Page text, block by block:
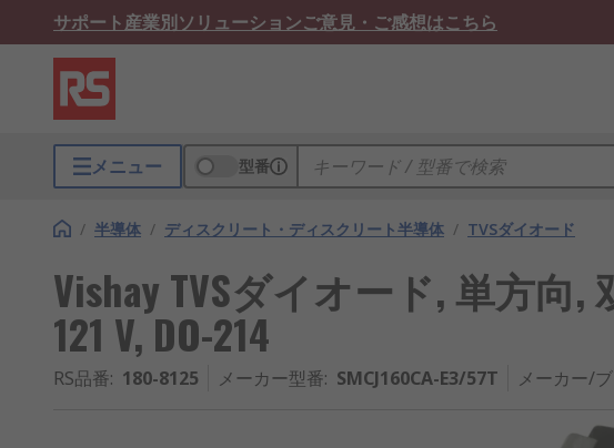
サポート産業別ソリューションご意見・ご感想はこちら
メニュー 型番
/ 半導体 / ディスクリート・ディスクリート半導体 / TVSダイオード
Vishay TVSダイオード, 単方向,
121 V, DO-214
RS品番: 180-8125 メーカー型番: SMCJ160CA-E3/57T メーカー/